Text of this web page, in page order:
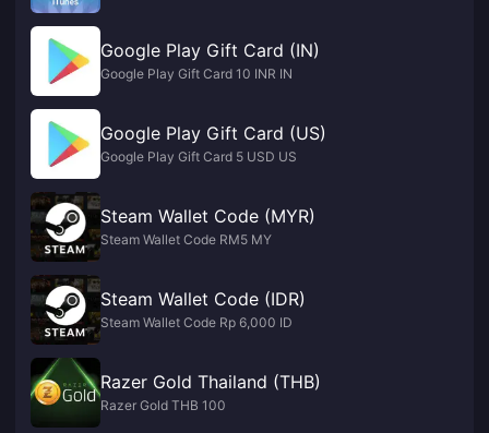
Google Play Gift Card (IN)
Google Play Gift Card 10 INR IN
Google Play Gift Card (US)
Google Play Gift Card 5 USD US
Steam Wallet Code (MYR)
Steam Wallet Code RM5 MY
Steam Wallet Code (IDR)
Steam Wallet Code Rp 6,000 ID
Razer Gold Thailand (THB)
Razer Gold THB 100